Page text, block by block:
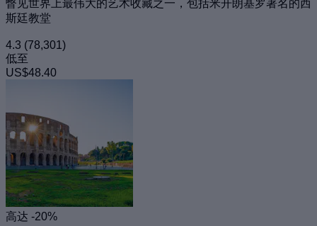
瞥见世界上最伟大的艺术收藏之一，包括米开朗基罗著名的西
斯廷教堂
4.3 (78,301)
低至
US$48.40
高达 -20%